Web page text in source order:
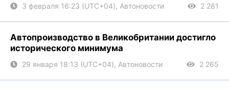
3 февраля 16:23 (UTC+04), Автоновости 2 281
Автопроизводство в Великобритании достигло
исторического минимума
29 января 18:13 (UTC+04), Автоновости 2 265